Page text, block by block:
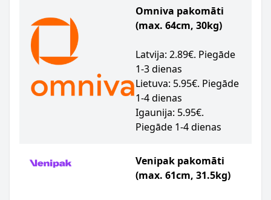
Omniva pakomāti
(max. 64cm, 30kg)
Latvija: 2.89€. Piegāde
1-3 dienas
Lietuva: 5.95€. Piegāde
1-4 dienas
Igaunija: 5.95€.
Piegāde 1-4 dienas
Venipak pakomāti
(max. 61cm, 31.5kg)